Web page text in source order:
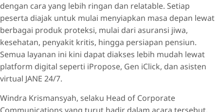
dengan cara yang lebih ringan dan relatable. Setiap
peserta diajak untuk mulai menyiapkan masa depan lewat
berbagai produk proteksi, mulai dari asuransi jiwa,
kesehatan, penyakit kritis, hingga persiapan pensiun.
Semua layanan ini kini dapat diakses lebih mudah lewat
platform digital seperti iPropose, Gen iClick, dan asisten
virtual JANE 24/7.
Windra Krismansyah, selaku Head of Corporate